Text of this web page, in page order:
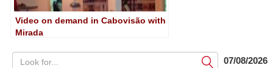
Video on demand in Cabovisão with
Mirada
Submit07/08/2026